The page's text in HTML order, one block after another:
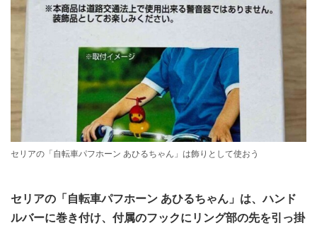
セリアの「自転車パフホーン あひるちゃん」は飾りとして使おう
セリアの「自転車パフホーン あひるちゃん」は、ハンド
ルバーに巻き付け、付属のフックにリング部の先を引っ掛